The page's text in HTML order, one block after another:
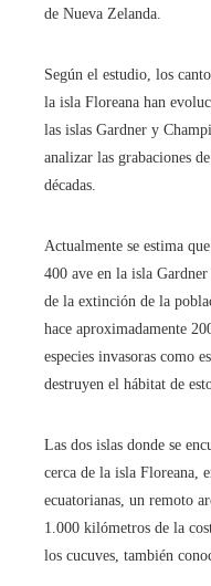
de Nueva Zelanda.
Según el estudio, los
la isla Floreana han
las islas Gardner y
analizar las grabaciones
décadas.
Actualmente se estima
400 ave en la isla
de la extinción de la
hace aproximadamente
especies invasoras como
destruyen el hábitat de
Las dos islas donde se
cerca de la isla Floreana,
ecuatorianas, un remoto
1.000 kilómetros de la
los cucuves, también